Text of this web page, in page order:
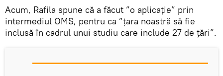
Acum, Rafila spune că a făcut ”o aplicaţie” prin
intermediul OMS, pentru ca ”ţara noastră să fie
inclusă în cadrul unui studiu care include 27 de ţări”.